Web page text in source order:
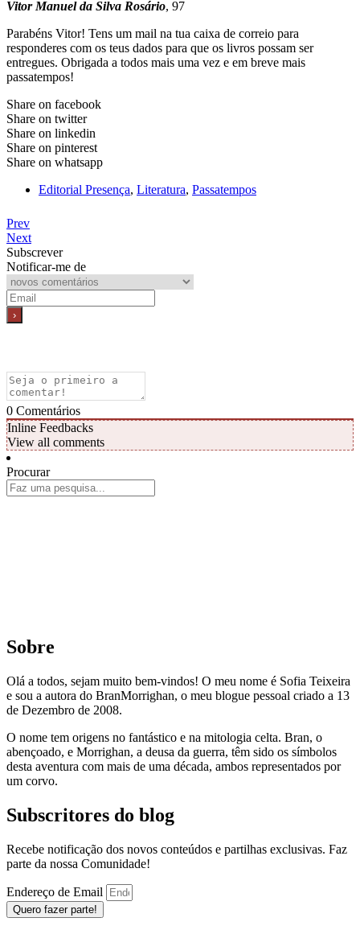
Vitor Manuel da Silva Rosário, 97
Parabéns Vitor! Tens um mail na tua caixa de correio para
responderes com os teus dados para que os livros possam ser
entregues. Obrigada a todos mais uma vez e em breve mais
passatempos!
Share on facebook
Share on twitter
Share on linkedin
Share on pinterest
Share on whatsapp
Editorial Presença, Literatura, Passatempos
Prev
Next
Subscrever
Notificar-me de
0 Comentários
Inline Feedbacks
View all comments
Procurar
Sobre
Olá a todos, sejam muito bem-vindos! O meu nome é Sofia Teixeira
e sou a autora do BranMorrighan, o meu blogue pessoal criado a 13
de Dezembro de 2008.
O nome tem origens no fantástico e na mitologia celta. Bran, o
abençoado, e Morrighan, a deusa da guerra, têm sido os símbolos
desta aventura com mais de uma década, ambos representados por
um corvo.
Subscritores do blog
Recebe notificação dos novos conteúdos e partilhas exclusivas. Faz
parte da nossa Comunidade!
Endereço de Email
Quero fazer parte!